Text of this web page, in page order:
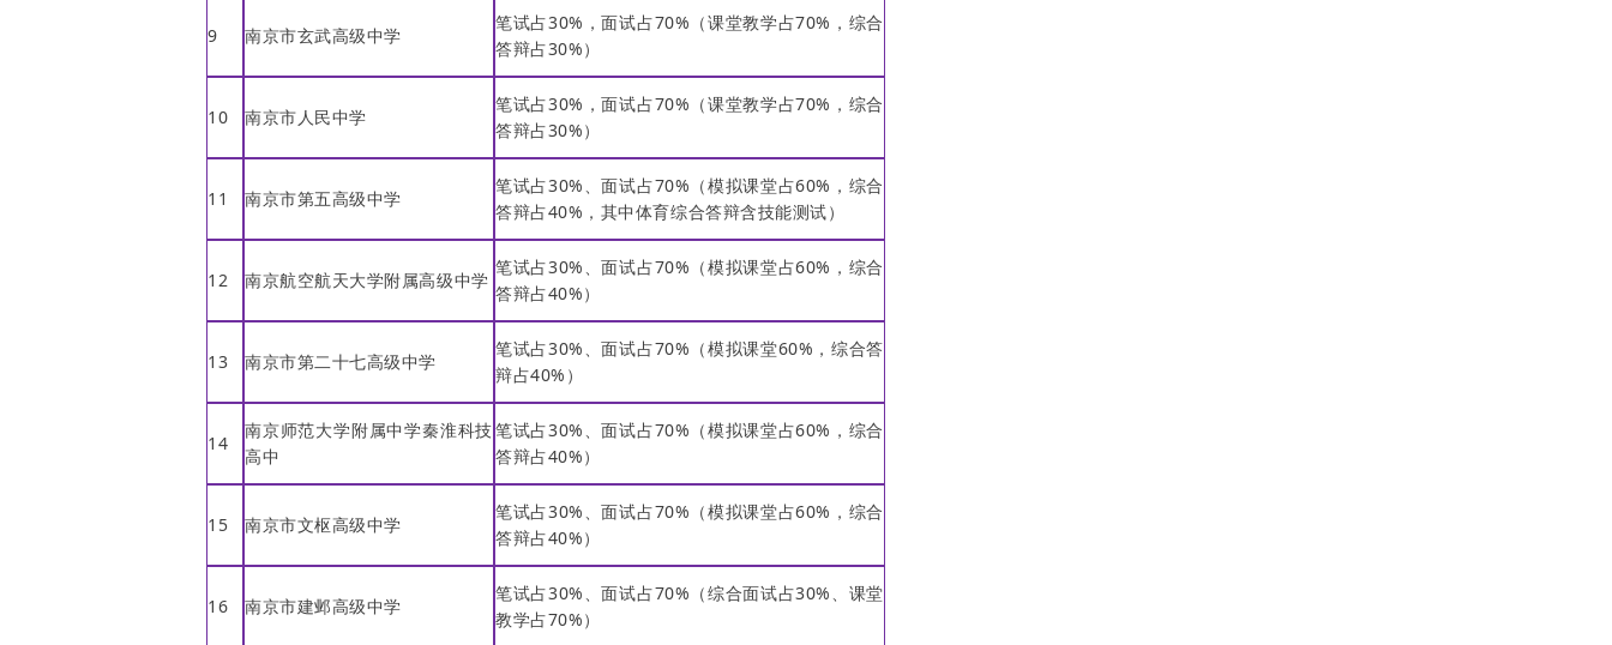
9 南京市玄武高级中学
笔试占30%，面试占70%（课堂教学占70%，综合
答辩占30%）
10 南京市人民中学
笔试占30%，面试占70%（课堂教学占70%，综合
答辩占30%）
11 南京市第五高级中学
笔试占30%、面试占70%（模拟课堂占60%，综合
答辩占40%，其中体育综合答辩含技能测试）
12 南京航空航天大学附属高级中学
笔试占30%、面试占70%（模拟课堂占60%，综合
答辩占40%）
13 南京市第二十七高级中学
笔试占30%、面试占70%（模拟课堂60%，综合答
辩占40%）
14
南京师范大学附属中学秦淮科技
高中
笔试占30%、面试占70%（模拟课堂占60%，综合
答辩占40%）
15 南京市文枢高级中学
笔试占30%、面试占70%（模拟课堂占60%，综合
答辩占40%）
16 南京市建邺高级中学
笔试占30%、面试占70%（综合面试占30%、课堂
教学占70%）